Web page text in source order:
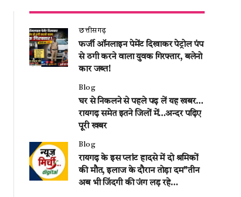
छत्तीसगढ़
फर्जी ऑनलाइन पेमेंट दिखाकर पेट्रोल पंप
से ठगी करने वाला युवक गिरफ्तार, बलेनो
कार जब्त!
Blog
घर से निकलने से पहले पढ़ लें यह खबर…
रायगढ़ समेत इतने जिलों में…अन्दर पढ़िए
पूरी खबर
Blog
रायगढ़ के इस प्लांट हादसे में दो श्रमिकों
की मौत, इलाज के दौरान तोड़ा दम”तीन
अब भी जिंदगी की जंग लड़ रहे…